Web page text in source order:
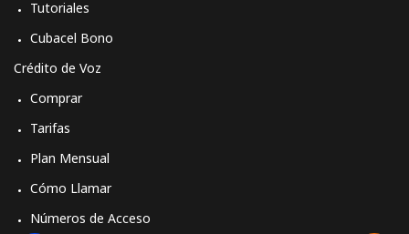
Tutoriales
Cubacel Bono
Crédito de Voz
Comprar
Tarifas
Plan Mensual
Cómo Llamar
Números de Acceso